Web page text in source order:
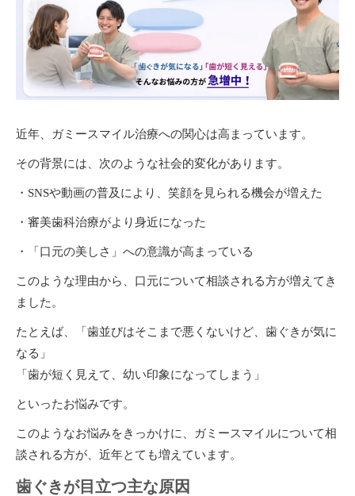
近年、ガミースマイル治療への関心は高まっています。
その背景には、次のような社会的変化があります。
・SNSや動画の普及により、笑顔を見られる機会が増えた
・審美歯科治療がより身近になった
・「口元の美しさ」への意識が高まっている
このような理由から、口元について相談される方が増えてき
ました。
たとえば、「歯並びはそこまで悪くないけど、歯ぐきが気に
なる」
「歯が短く見えて、幼い印象になってしまう」
といったお悩みです。
このようなお悩みをきっかけに、ガミースマイルについて相
談される方が、近年とても増えています。
歯ぐきが目立つ主な原因